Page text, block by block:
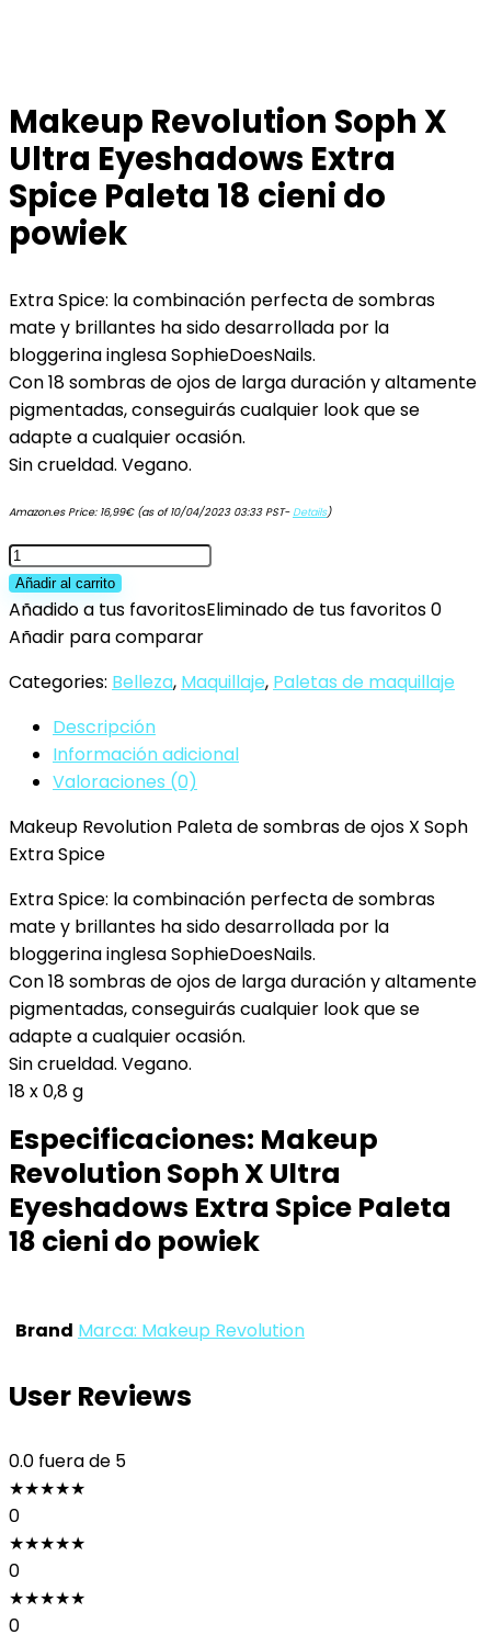
Makeup Revolution Soph X
Ultra Eyeshadows Extra
Spice Paleta 18 cieni do
powiek
Extra Spice: la combinación perfecta de sombras
mate y brillantes ha sido desarrollada por la
bloggerina inglesa SophieDoesNails.
Con 18 sombras de ojos de larga duración y altamente
pigmentadas, conseguirás cualquier look que se
adapte a cualquier ocasión.
Sin crueldad. Vegano.
Amazon.es Price: 16,99€(as of 10/04/2023 03:33 PST-Details)
Makeup
Revolution
Soph
X
Eyeshadows
Extra
Spice
Paleta
cieni
do
cantidad
Añadir al carrito
Añadido a tus favoritosEliminado de tus favoritos0
Añadir para comparar
Categories: Belleza, Maquillaje, Paletas de maquillaje
Descripción
Información adicional
Valoraciones (0)
Makeup Revolution Paleta de sombras de ojos X Soph
Extra Spice
Extra Spice: la combinación perfecta de sombras
mate y brillantes ha sido desarrollada por la
bloggerina inglesa SophieDoesNails.
Con 18 sombras de ojos de larga duración y altamente
pigmentadas, conseguirás cualquier look que se
adapte a cualquier ocasión.
Sin crueldad. Vegano.
18 x 0,8 g
Especificaciones: Makeup
Revolution Soph X Ultra
Eyeshadows Extra Spice Paleta
18 cieni do powiek
Brand Marca: Makeup Revolution
User Reviews
0.0 fuera de 5
★★★★★
0
★★★★★
0
★★★★★
0